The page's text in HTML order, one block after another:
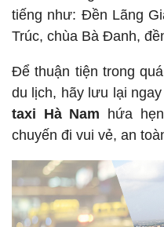
tiếng như: Đền Lãng
Trúc, chùa Bà Đanh,
Để thuận tiện trong
du lịch, hãy lưu lại ngay
taxi Hà Nam hứa
chuyến đi vui vẻ, an